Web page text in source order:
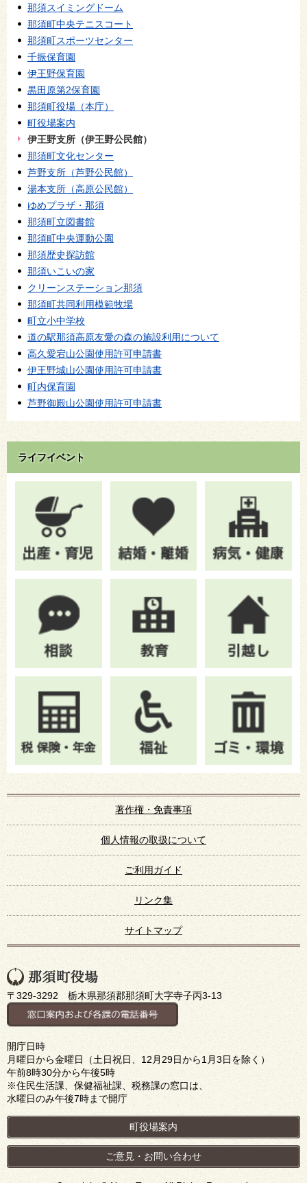
那須スイミングドーム
那須町中央テニスコート
那須町スポーツセンター
千振保育園
伊王野保育園
黒田原第2保育園
那須町役場（本庁）
町役場案内
伊王野支所（伊王野公民館）
那須町文化センター
芦野支所（芦野公民館）
湯本支所（高原公民館）
ゆめプラザ・那須
那須町立図書館
那須町中央運動公園
那須歴史探訪館
那須いこいの家
クリーンステーション那須
那須町共同利用模範牧場
町立小中学校
道の駅那須高原友愛の森の施設利用について
高久愛宕山公園使用許可申請書
伊王野城山公園使用許可申請書
町内保育園
芦野御殿山公園使用許可申請書
ライフイベント
著作権・免責事項
個人情報の取扱について
ご利用ガイド
リンク集
サイトマップ
〒329-3292 栃木県那須郡那須町大字寺子丙3-13
開庁日時
月曜日から金曜日（土日祝日、12月29日から1月3日を除く）
午前8時30分から午後5時
※住民生活課、保健福祉課、税務課の窓口は、
水曜日のみ午後7時まで開庁
町役場案内
ご意見・お問い合わせ